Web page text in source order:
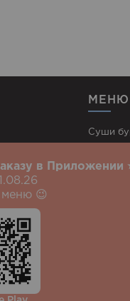
МЕНЮ
Суши
Суши Солнечный
в Приложении
😉